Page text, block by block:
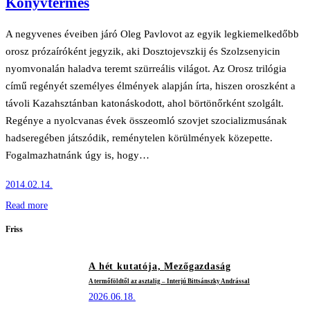
A negyvenes éveiben járó Oleg Pavlovot az egyik legkiemelkedőbb
orosz prózaíróként jegyzik, aki Dosztojevszkij és Szolzsenyicin
nyomvonalán haladva teremt szürreális világot. Az Orosz trilógia
című regényét személyes élmények alapján írta, hiszen oroszként a
távoli Kazahsztánban katonáskodott, ahol börtönőrként szolgált.
Regénye a nyolcvanas évek összeomló szovjet szocializmusának
hadseregében játszódik, reménytelen körülmények közepette.
Fogalmazhatnánk úgy is, hogy…
2014.02.14.
Read more
Friss
A hét kutatója,Mezőgazdaság
A termőföldtől az asztalig – Interjú Bittsánszky Andrással
2026.06.18.